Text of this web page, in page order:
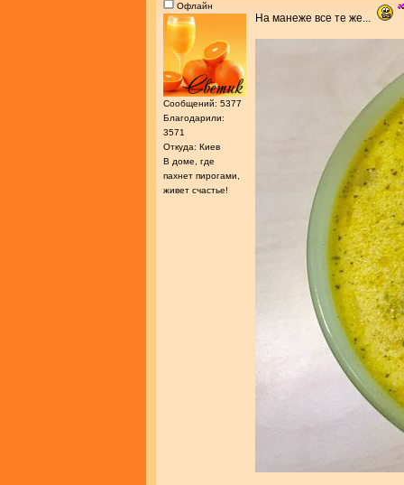
Офлайн
Сообщений: 5377
Благодарили:
3571
Откуда: Киев
В доме, где
пахнет пирогами,
живет счастье!
На манеже все те же...